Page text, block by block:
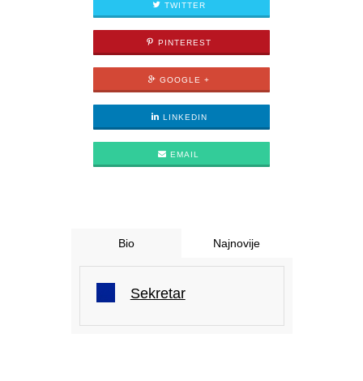
TWITTER
PINTEREST
GOOGLE +
LINKEDIN
EMAIL
Bio Najnovije
Sekretar